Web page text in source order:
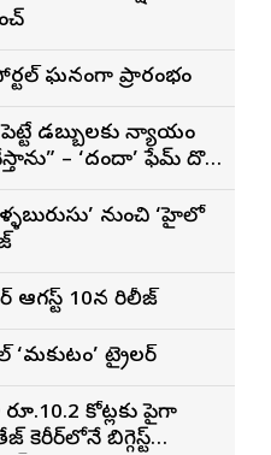
ఘనంగా ప్రారంభం
పెట్టే డబ్బులకు న్యాయం
– ‘దందా’ ఫేమ్ దొర
నుంచి ‘హైలో
ఆగస్ట్ 10న రిలీజ్
ట్రైలర్
కోట్లకు పైగా
కెరీర్‌లోనే బిగ్గెస్ట్